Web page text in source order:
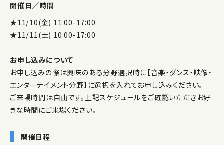
開催日／時間
★11/10(金) 11:00-17:00
★11/11(土) 10:00-17:00
お申し込みについて
お申し込みの際は興味のある分野選択時に【音楽・ダンス・映像・
エンターテイメント分野】に選択を入れてお申し込みください。
ご来場時間は自由です。上記スケジュールをご確認いただきお好
きな時間にご来場ください。
開催日程